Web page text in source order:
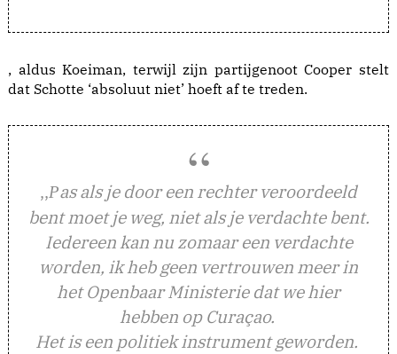
, aldus Koeiman, terwijl zijn partijgenoot Cooper stelt
dat Schotte ‘absoluut niet’ hoeft af te treden.
,,Pas als je door een rechter veroordeeld
bent moet je weg, niet als je verdachte bent.
Iedereen kan nu zomaar een verdachte
worden, ik heb geen vertrouwen meer in
het Openbaar Ministerie dat we hier
hebben op Curaçao.
Het is een politiek instrument geworden.